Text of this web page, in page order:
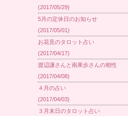
(2017/05/29)
5月の定休日のお知らせ
(2017/05/01)
お花見のタロット占い
(2017/04/17)
渡辺謙さんと南果歩さんの相性
(2017/04/08)
４月の占い
(2017/04/03)
３月末日のタロット占い